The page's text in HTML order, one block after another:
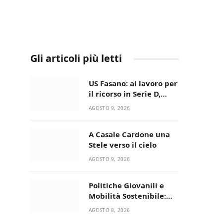
Gli articoli più letti
US Fasano: al lavoro per
il ricorso in Serie D,
nessun caso-calciatori
AGOSTO 9, 2026
A Casale Cardone una
Stele verso il cielo
AGOSTO 9, 2026
Politiche Giovanili e
Mobilità Sostenibile:
premiati gli studenti
AGOSTO 8, 2026